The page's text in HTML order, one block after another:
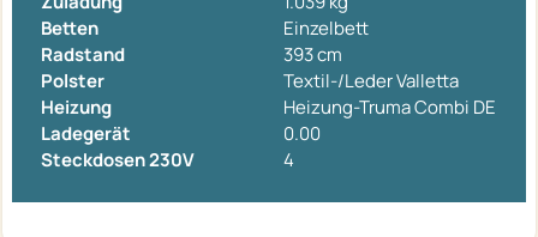
Betten
Einzelbett
Radstand
393 cm
Polster
Textil-/Leder Valletta
Heizung
Heizung-Truma Combi DE
Ladegerät
0.00
Steckdosen 230V
4